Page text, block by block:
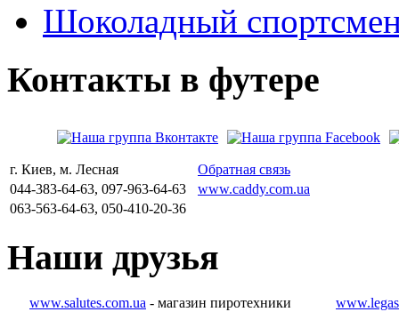
Шоколадный
Контакты в футере
г. Киев, м. Лесная
Обратная связь
044-383-64-63, 097-963-64-63
www.caddy.com.ua
063-563-64-63, 050-410-20-36
Наши друзья
www.salutes.com.ua - магазин пиротехники